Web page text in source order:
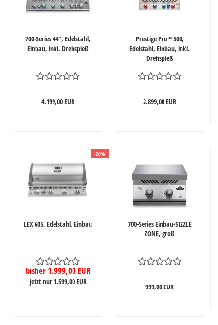
700-Series 44", Edelstahl,
Einbau, inkl. Drehspieß
4.199,00 EUR
Prestige Pro™ 500,
Edelstahl, Einbau, inkl.
Drehspieß
2.899,00 EUR
-20%
LEX 605, Edelstahl, Einbau
bisher 1.999,00 EUR
jetzt nur 1.599,00 EUR
700-Series Einbau-SIZZLE
ZONE, groß
999,00 EUR